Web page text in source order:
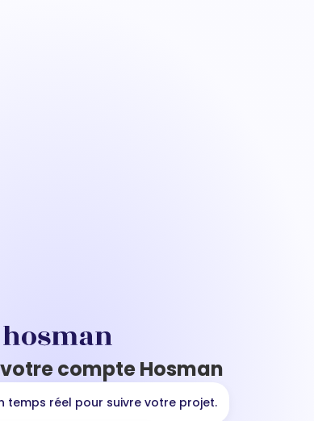
compte Hosman
temps réel pour suivre votre projet.